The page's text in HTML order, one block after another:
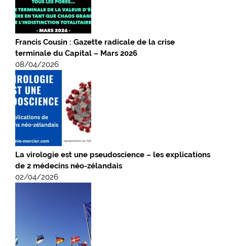
Francis Cousin : Gazette radicale de la crise
terminale du Capital – Mars 2026
08/04/2026
La virologie est une pseudoscience – les explications
de 2 médecins néo-zélandais
02/04/2026